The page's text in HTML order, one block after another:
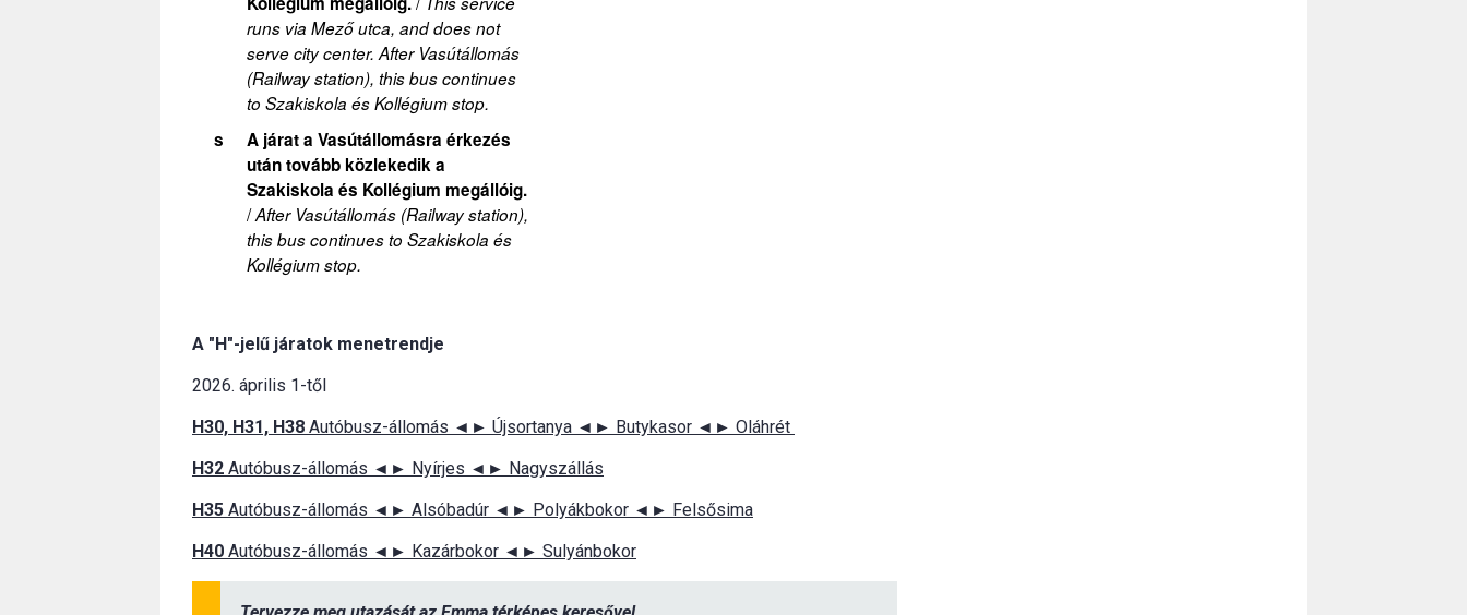
runs via Mező utca, and does not
serve city center. After Vasútállomás
(Railway station), this bus continues
to Szakiskola és Kollégium stop.
s
A járat a Vasútállomásra érkezés
után tovább közlekedik a
Szakiskola és Kollégium megállóig.
/After Vasútállomás (Railway station),
this bus continues to Szakiskola és
Kollégium stop.
A "H"-jelű járatok menetrendje
2026. április 1-től
H30, H31, H38 Autóbusz-állomás ◄► Újsortanya ◄► Butykasor ◄► Oláhrét
H32 Autóbusz-állomás ◄► Nyírjes ◄► Nagyszállás
H35 Autóbusz-állomás ◄► Alsóbadúr ◄► Polyákbokor ◄► Felsősima
H40 Autóbusz-állomás ◄► Kazárbokor ◄► Sulyánbokor